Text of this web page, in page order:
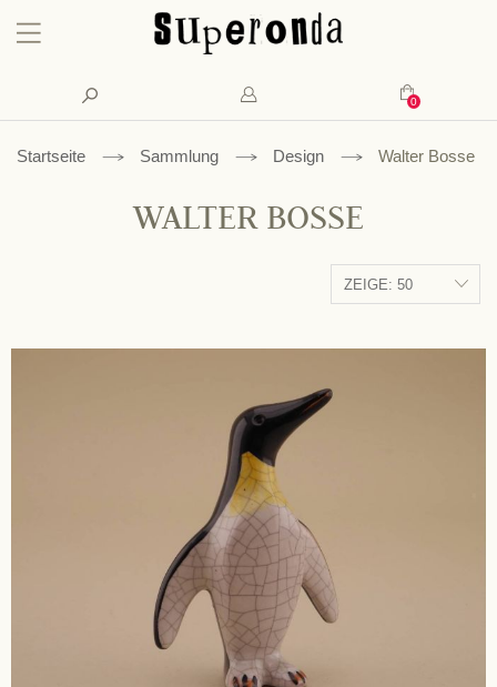
Konto
Mein
Suche
Startseite Sammlung Design Walter Bosse
WALTER BOSSE